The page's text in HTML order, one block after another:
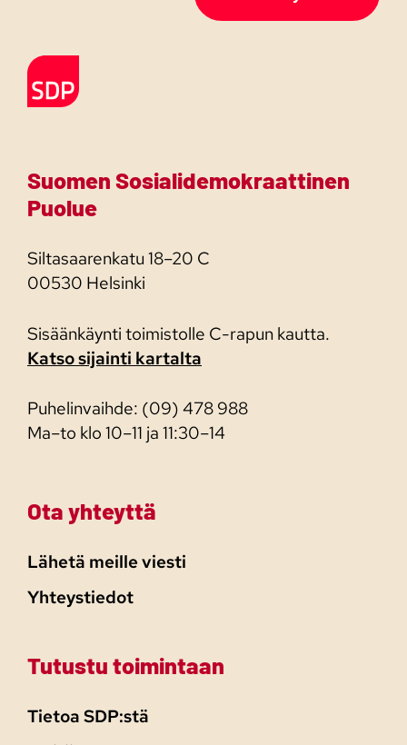
Etusivulle
Suomen Sosialidemokraattinen
Puolue
Siltasaarenkatu 18–20 C
00530 Helsinki
Sisäänkäynti toimistolle C-rapun kautta.
Katso sijainti kartalta
Puhelinvaihde: (09) 478 988
Ma–to klo 10–11 ja 11:30–14
Ota yhteyttä
Lähetä meille viesti
Yhteystiedot
Tutustu toimintaan
Tietoa SDP:stä